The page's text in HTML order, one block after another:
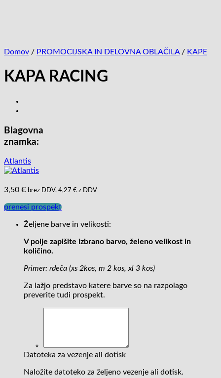
Domov / PROMOCIJSKA IN DELOVNA OBLAČILA / KAPE
KAPA RACING
Blagovna
znamka:
Atlantis
3,50 € brez DDV, 4,27 € z DDV
prenesi prospekt
Željene barve in velikosti:
V polje zapišite izbrano barvo, želeno velikost in
količino.
Primer: rdeča (xs 2kos, m 2 kos, xl 3 kos)
Za lažjo predstavo katere barve so na razpolago
preverite tudi prospekt.
Datoteka za vezenje ali dotisk
Naložite datoteko za željeno vezenje ali dotisk.